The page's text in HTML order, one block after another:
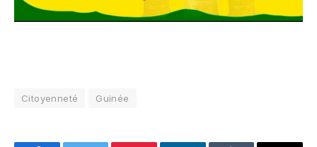
Citoyenneté Guinée